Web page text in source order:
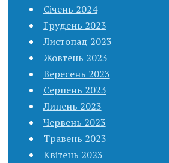
Січень 2024
Грудень 2023
Листопад 2023
Жовтень 2023
Вересень 2023
Серпень 2023
Липень 2023
Червень 2023
Травень 2023
Квітень 2023